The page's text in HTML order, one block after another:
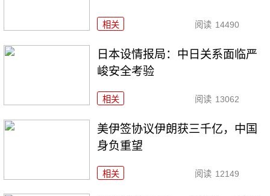
相关 阅读 14490
日本设情报局：中日关系面临严
峻安全考验
相关 阅读 13062
美伊签协议伊朗获三千亿，中国
身负重望
相关 阅读 12149